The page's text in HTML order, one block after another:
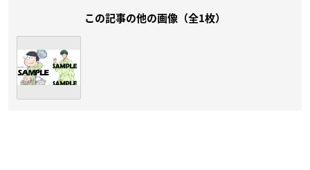
この記事の他の画像（全1枚）